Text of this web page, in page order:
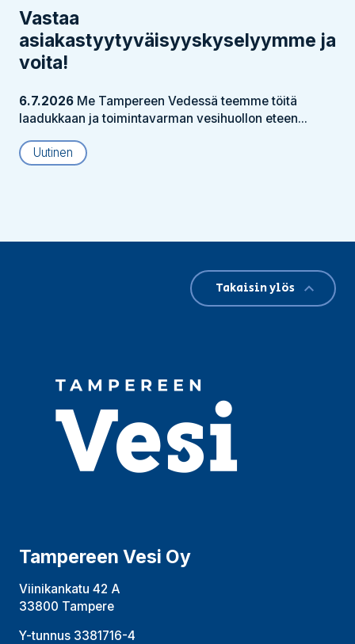
Vastaa
asiakastyytyväisyyskyselyymme ja
voita!
6.7.2026 Me Tampereen Vedessä teemme töitä
laadukkaan ja toimintavarman vesihuollon eteen...
Uutinen
Tampereen Vesi Oy
Viinikankatu 42 A
33800 Tampere
Y-tunnus 3381716-4
Takaisin ylös